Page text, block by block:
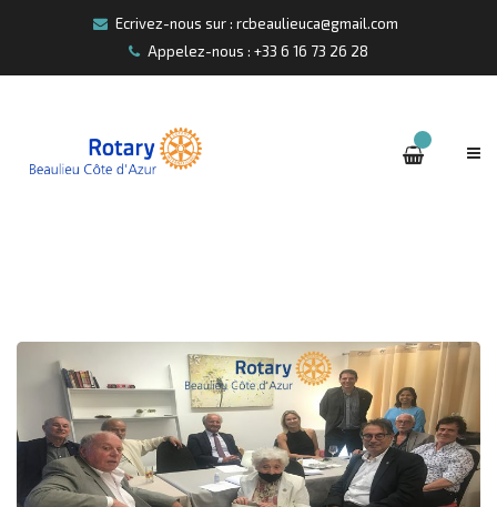
Ecrivez-nous sur : rcbeaulieuca@gmail.com
Appelez-nous : +33 6 16 73 26 28